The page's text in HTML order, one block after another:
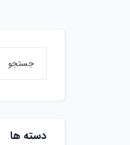
دسته ها